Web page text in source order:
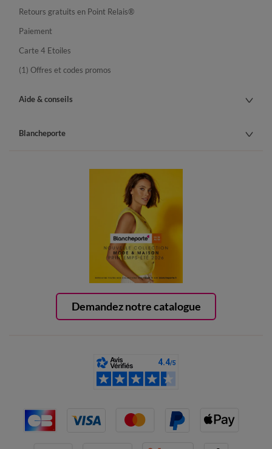
Demandez notre catalogue
Retours gratuits en Point Relais®
Paiement
Carte 4 Etoiles
(1) Offres et codes promos
Aide & conseils
Blancheporte